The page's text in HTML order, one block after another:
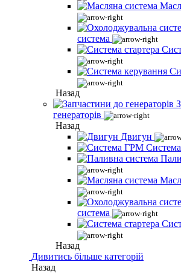
система
Назад
генераторів
Назад
Двигун
система
Назад
Дивитись більше категорій
Назад